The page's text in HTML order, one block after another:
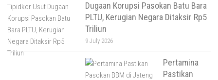
Dugaan Korupsi Pasokan Batu Bara
PLTU, Kerugian Negara Ditaksir Rp5
Triliun
9 July 2026
Pertamina
Pastikan